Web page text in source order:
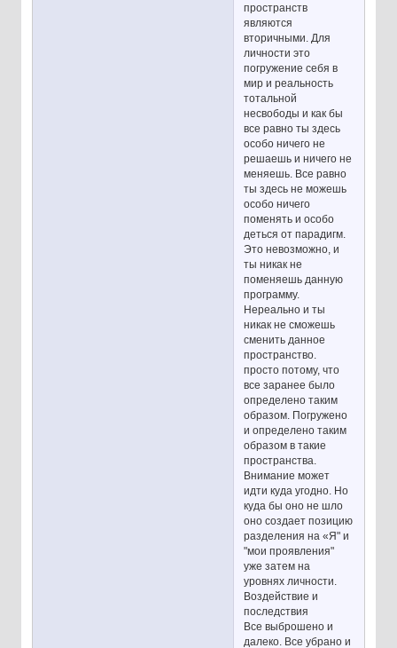
пространств
являются
вторичными. Для
личности это
погружение себя в
мир и реальность
тотальной
несвободы и как бы
все равно ты здесь
особо ничего не
решаешь и ничего не
меняешь. Все равно
ты здесь не можешь
особо ничего
поменять и особо
деться от парадигм.
Это невозможно, и
ты никак не
поменяешь данную
программу.
Нереально и ты
никак не сможешь
сменить данное
пространство.
просто потому, что
все заранее было
определено таким
образом. Погружено
и определено таким
образом в такие
пространства.
Внимание может
идти куда угодно. Но
куда бы оно не шло
оно создает позицию
разделения на «Я" и
"мои проявления"
уже затем на
уровнях личности.
Воздействие и
последствия
Все выброшено и
далеко. Все убрано и